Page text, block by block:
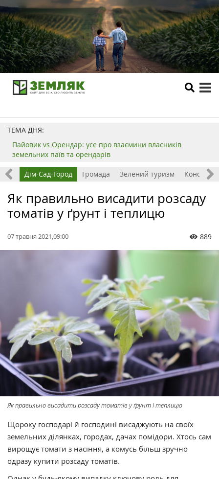
ТЕМА ДНЯ:
Пайовик vs Орендар: усе про взаємини власників
земельних паїв та орендарів
Дім-Сад-Город Громада Зелений туризм
Як правильно висадити розсаду
томатів у ґрунт і теплицю
07 травня 2021,09:00 889
Як правильно висадити розсаду томатів у ґрунт і теплицю
Щороку господарі й господині висаджують на своїх
земельних ділянках, городах, дачах помідори. Хтось сам
вирощує томати з насіння, а комусь більш зручно
одразу купити розсаду томатів.